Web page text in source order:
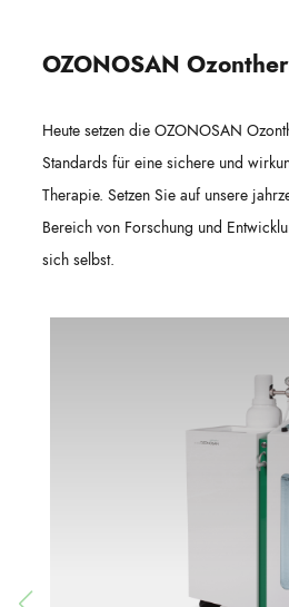
OZONOSAN
Heute setzen die OZONOSAN
Standards für eine sichere und
Therapie. Setzen Sie auf unsere
Bereich von Forschung und
sich selbst.